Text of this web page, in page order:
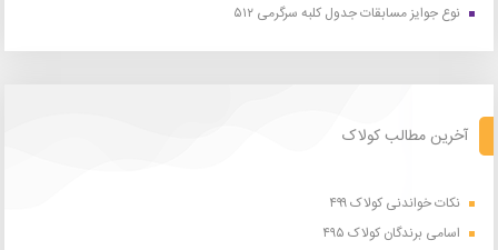
نوع جوایز مسابقات جدول کلبه سرگرمی ۵۱۲
آخرین مطالب کولاک
نکات خواندنی کولاک ۴۹۹
اسامی برندگان کولاک ۴۹۵